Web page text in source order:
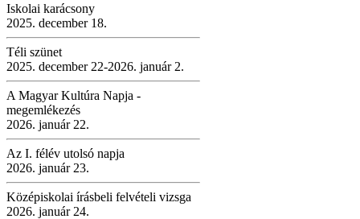
Iskolai karácsony
2025. december 18.
Téli szünet
2025. december 22-2026. január 2.
A Magyar Kultúra Napja -
megemlékezés
2026. január 22.
Az I. félév utolsó napja
2026. január 23.
Középiskolai írásbeli felvételi vizsga
2026. január 24.